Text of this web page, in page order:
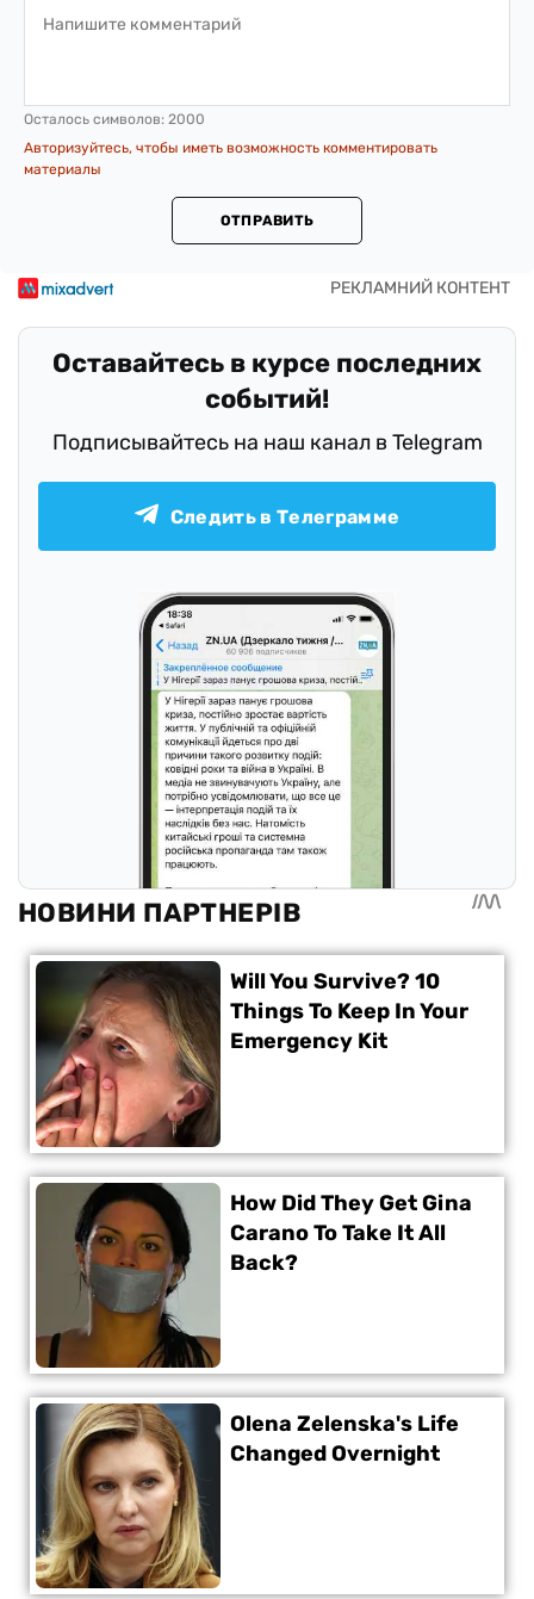
Осталось символов: 2000
Авторизуйтесь, чтобы иметь возможность комментировать
материалы
ОТПРАВИТЬ
Оставайтесь в курсе последних
событий!
Подписывайтесь на наш канал в Telegram
Следить в Телеграмме